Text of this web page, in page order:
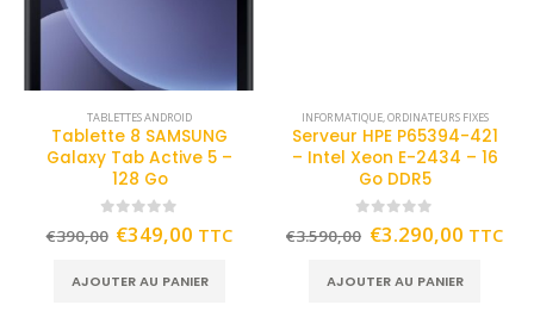
TABLETTES ANDROID
Tablette 8 SAMSUNG
Galaxy Tab Active 5 –
128 Go
out of 5
€390,00 €349,00 TTC
AJOUTER AU PANIER
INFORMATIQUE,ORDINATEURS FIXES
Serveur HPE P65394-421
– Intel Xeon E-2434 – 16
Go DDR5
out of 5
€3.590,00 €3.290,00 TTC
AJOUTER AU PANIER